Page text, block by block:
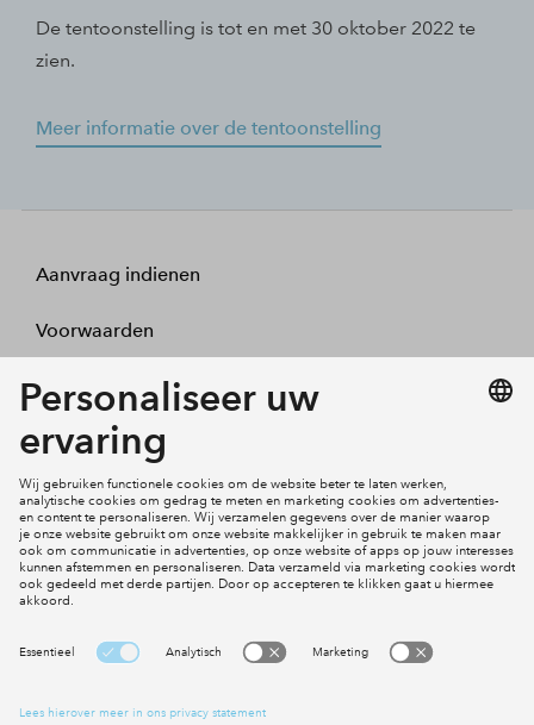
De tentoonstelling is tot en met 30 oktober 2022 te
zien.
Meer informatie over de tentoonstelling
Aanvraag indienen
Voorwaarden
Projecten
Inloggen
Cookies